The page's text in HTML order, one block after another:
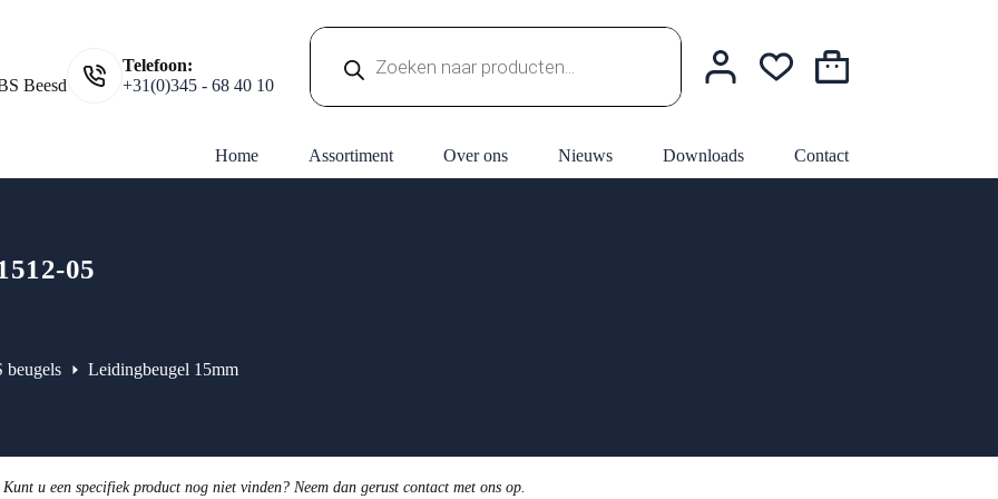
Beesd
Telefoon:
+31(0)345 - 68 40 10
zoeken
Winkelwagen
Home Assortiment Over ons Nieuws Downloads Contact
05
beugels Leidingbeugel 15mm
u een specifiek product nog niet vinden? Neem dan gerust contact met ons op.